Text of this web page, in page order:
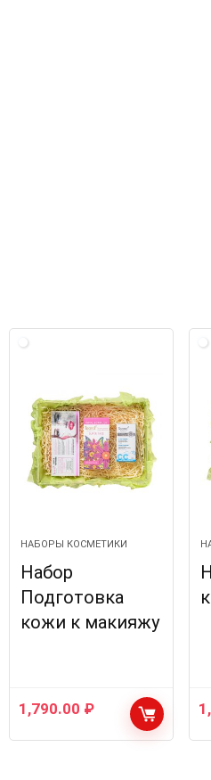
НАБОРЫ КОСМЕТИКИ
Набор
Подготовка
кожи к макияжу
1,790.00 ₽